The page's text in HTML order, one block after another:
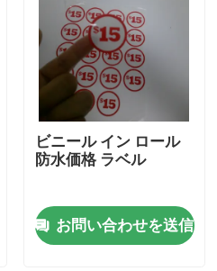
ビニール イン ロール
防水価格 ラベル
お問い合わせを送信